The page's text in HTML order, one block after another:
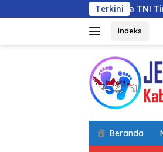
ke
Terkini
TNI Tinjau Latihan KDOL, Uji
Indeks
Beranda